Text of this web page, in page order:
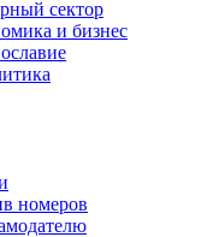
сектор
и бизнес
номеров